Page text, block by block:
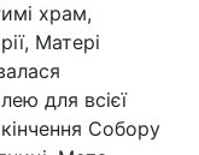
храм,
Матері
для всієї
Собору